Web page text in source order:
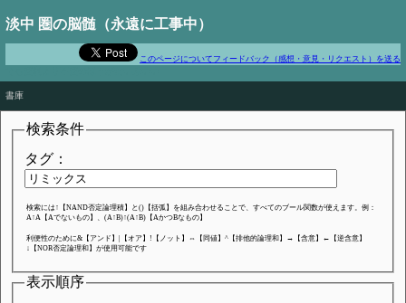
淡中 圏の脳髄（永遠に工事中）
このページについてフィードバック（感想・意見・リクエスト）を送る
書庫
検索条件
タグ：
検索には↑【NAND否定論理積】と()【括弧】を組み合わせることで、すべてのブール関数が使えます。例：
A↑A【Aでないもの】、(A↑B)↑(A↑B)【AかつBなもの】
利便性のために&【アンド】|【オア】!【ノット】⇔【同値】^【排他的論理和】→【含意】←【逆含意】
↓【NOR否定論理和】が使用可能です
表示順序